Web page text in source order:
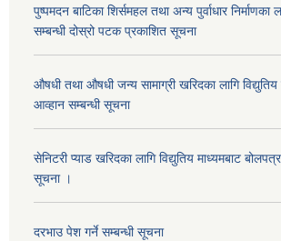
पुष्पमदन बाटिका शिर्समहल तथा अन्य पुर्वाधार निर्माणका
सम्बन्धी दोस्रो पटक प्रकाशित सूचना
औषधी तथा औषधी जन्य सामाग्री खरिदका लागि विद्युतिय
आव्हान सम्बन्धी सूचना
सेनिटरी प्याड खरिदका लागि विद्युतिय माध्यमबाट
सूचना ।
दरभाउ पेश गर्ने सम्बन्धी सूचना